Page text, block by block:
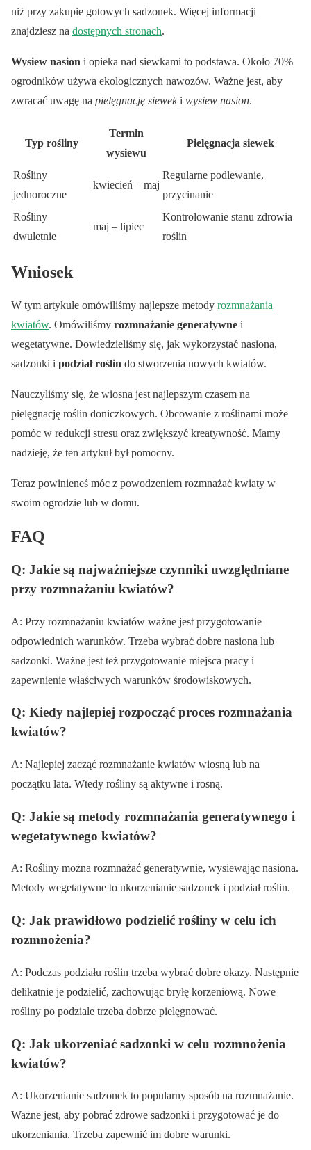
niż przy zakupie gotowych sadzonek. Więcej informacji
znajdziesz na dostępnych stronach.
Wysiew nasion i opieka nad siewkami to podstawa. Około 70%
ogrodników używa ekologicznych nawozów. Ważne jest, aby
zwracać uwagę na pielęgnację sieweki wysiew nasion.
Typ rośliny
Termin
wysiewu
Pielęgnacja siewek
Rośliny
jednoroczne
kwiecień – maj
Regularne podlewanie,
przycinanie
Rośliny
dwuletnie
maj – lipiec
Kontrolowanie stanu zdrowia
roślin
Wniosek
W tym artykule omówiliśmy najlepsze metody rozmnażania
kwiatów. Omówiliśmy rozmnażanie generatywne i
wegetatywne. Dowiedzieliśmy się, jak wykorzystać nasiona,
sadzonki i podział roślin do stworzenia nowych kwiatów.
Nauczyliśmy się, że wiosna jest najlepszym czasem na
pielęgnację roślin doniczkowych. Obcowanie z roślinami może
pomóc w redukcji stresu oraz zwiększyć kreatywność. Mamy
nadzieję, że ten artykuł był pomocny.
Teraz powinieneś móc z powodzeniem rozmnażać kwiaty w
swoim ogrodzie lub w domu.
FAQ
Q: Jakie są najważniejsze czynniki uwzględniane
przy rozmnażaniu kwiatów?
A: Przy rozmnażaniu kwiatów ważne jest przygotowanie
odpowiednich warunków. Trzeba wybrać dobre nasiona lub
sadzonki. Ważne jest też przygotowanie miejsca pracy i
zapewnienie właściwych warunków środowiskowych.
Q: Kiedy najlepiej rozpocząć proces rozmnażania
kwiatów?
A: Najlepiej zacząć rozmnażanie kwiatów wiosną lub na
początku lata. Wtedy rośliny są aktywne i rosną.
Q: Jakie są metody rozmnażania generatywnego i
wegetatywnego kwiatów?
A: Rośliny można rozmnażać generatywnie, wysiewając nasiona.
Metody wegetatywne to ukorzenianie sadzonek i podział roślin.
Q: Jak prawidłowo podzielić rośliny w celu ich
rozmnożenia?
A: Podczas podziału roślin trzeba wybrać dobre okazy. Następnie
delikatnie je podzielić, zachowując bryłę korzeniową. Nowe
rośliny po podziale trzeba dobrze pielęgnować.
Q: Jak ukorzeniać sadzonki w celu rozmnożenia
kwiatów?
A: Ukorzenianie sadzonek to popularny sposób na rozmnażanie.
Ważne jest, aby pobrać zdrowe sadzonki i przygotować je do
ukorzeniania. Trzeba zapewnić im dobre warunki.